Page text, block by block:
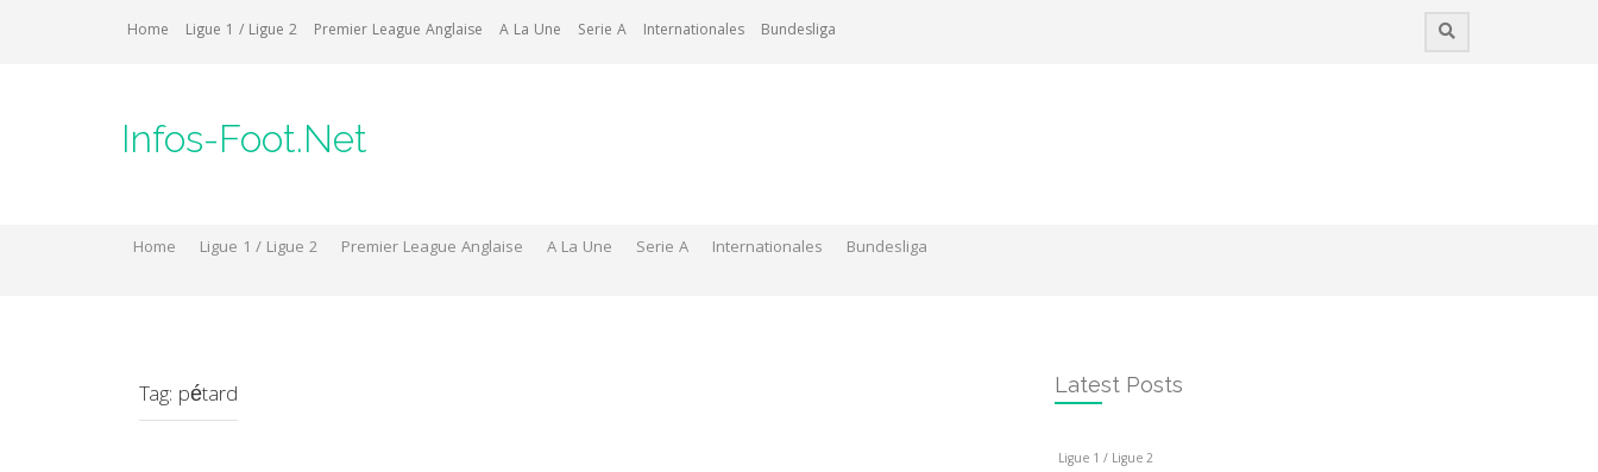
Home Ligue 1 / Ligue 2 Premier League Anglaise A La Une Serie A Internationales Bundesliga
Infos-Foot.Net
Home Ligue 1 / Ligue 2 Premier League Anglaise A La Une Serie A Internationales Bundesliga
Tag: pétard Latest Posts
Ligue 1 / Ligue 2